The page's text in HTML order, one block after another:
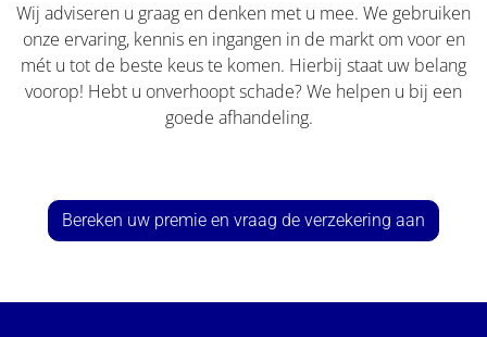
Wij adviseren u graag en denken met u mee. We gebruiken
onze ervaring, kennis en ingangen in de markt om voor en
mét u tot de beste keus te komen. Hierbij staat uw belang
voorop! Hebt u onverhoopt schade? We helpen u bij een
goede afhandeling.
Bereken uw premie en vraag de verzekering aan